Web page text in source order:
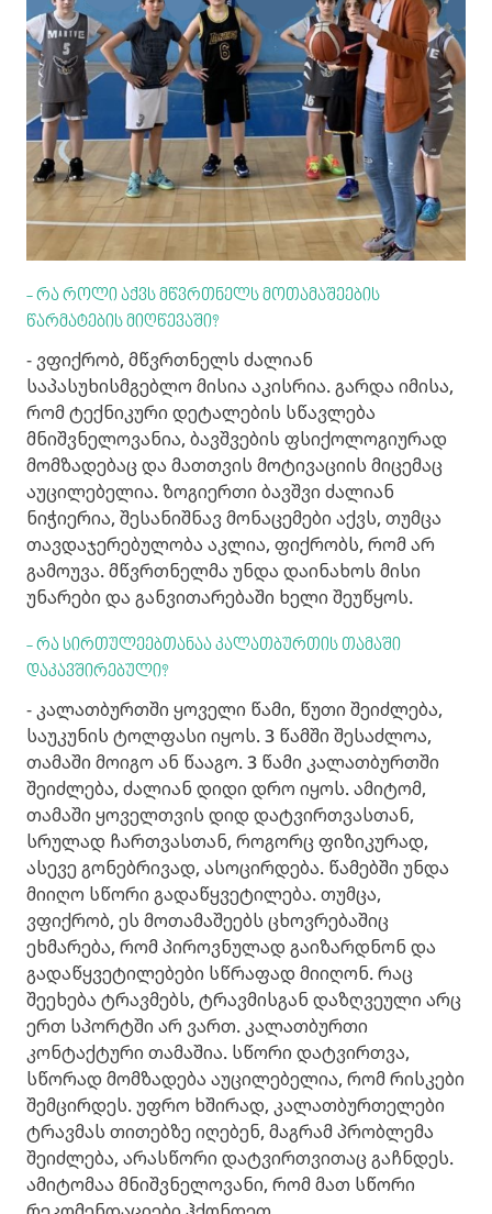
- რა როლი აქვს მწვრთნელს მოთამაშეების
წარმატების მიღწევაში?
- ვფიქრობ, მწვრთნელს ძალიან
საპასუხისმგებლო მისია აკისრია. გარდა იმისა,
რომ ტექნიკური დეტალების სწავლება
მნიშვნელოვანია, ბავშვების ფსიქოლოგიურად
მომზადებაც და მათთვის მოტივაციის მიცემაც
აუცილებელია. ზოგიერთი ბავშვი ძალიან
ნიჭიერია, შესანიშნავ მონაცემები აქვს, თუმცა
თავდაჯერებულობა აკლია, ფიქრობს, რომ არ
გამოუვა. მწვრთნელმა უნდა დაინახოს მისი
უნარები და განვითარებაში ხელი შეუწყოს.
- რა სირთულეებთანაა კალათბურთის თამაში
დაკავშირებული?
- კალათბურთში ყოველი წამი, წუთი შეიძლება,
საუკუნის ტოლფასი იყოს. 3 წამში შესაძლოა,
თამაში მოიგო ან წააგო. 3 წამი კალათბურთში
შეიძლება, ძალიან დიდი დრო იყოს. ამიტომ,
თამაში ყოველთვის დიდ დატვირთვასთან,
სრულად ჩართვასთან, როგორც ფიზიკურად,
ასევე გონებრივად, ასოცირდება. წამებში უნდა
მიიღო სწორი გადაწყვეტილება. თუმცა,
ვფიქრობ, ეს მოთამაშეებს ცხოვრებაშიც
ეხმარება, რომ პიროვნულად გაიზარდნონ და
გადაწყვეტილებები სწრაფად მიიღონ. რაც
შეეხება ტრავმებს, ტრავმისგან დაზღვეული არც
ერთ სპორტში არ ვართ. კალათბურთი
კონტაქტური თამაშია. სწორი დატვირთვა,
სწორად მომზადება აუცილებელია, რომ რისკები
შემცირდეს. უფრო ხშირად, კალათბურთელები
ტრავმას თითებზე იღებენ, მაგრამ პრობლემა
შეიძლება, არასწორი დატვირთვითაც გაჩნდეს.
ამიტომაა მნიშვნელოვანი, რომ მათ სწორი